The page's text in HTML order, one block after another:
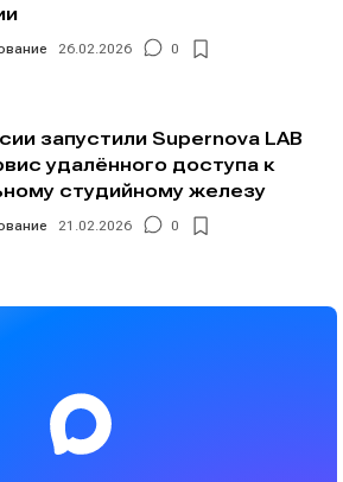
26.02.2026 0
запустили Supernova LAB
удалённого доступа к
студийному железу
21.02.2026 0